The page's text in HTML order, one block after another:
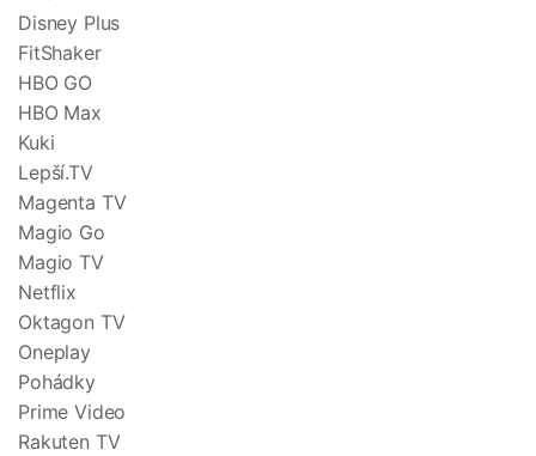
Disney Plus
FitShaker
HBO GO
HBO Max
Kuki
Lepší.TV
Magenta TV
Magio Go
Magio TV
Netflix
Oktagon TV
Oneplay
Pohádky
Prime Video
Rakuten TV